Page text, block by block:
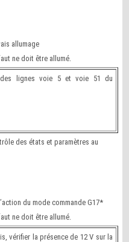
allumage
ne doit être allumé.
des lignes voie 5 et voie 51 du
des états et paramètres au
du mode commande G17*
ne doit être allumé.
vérifier la présence de 12 V sur la